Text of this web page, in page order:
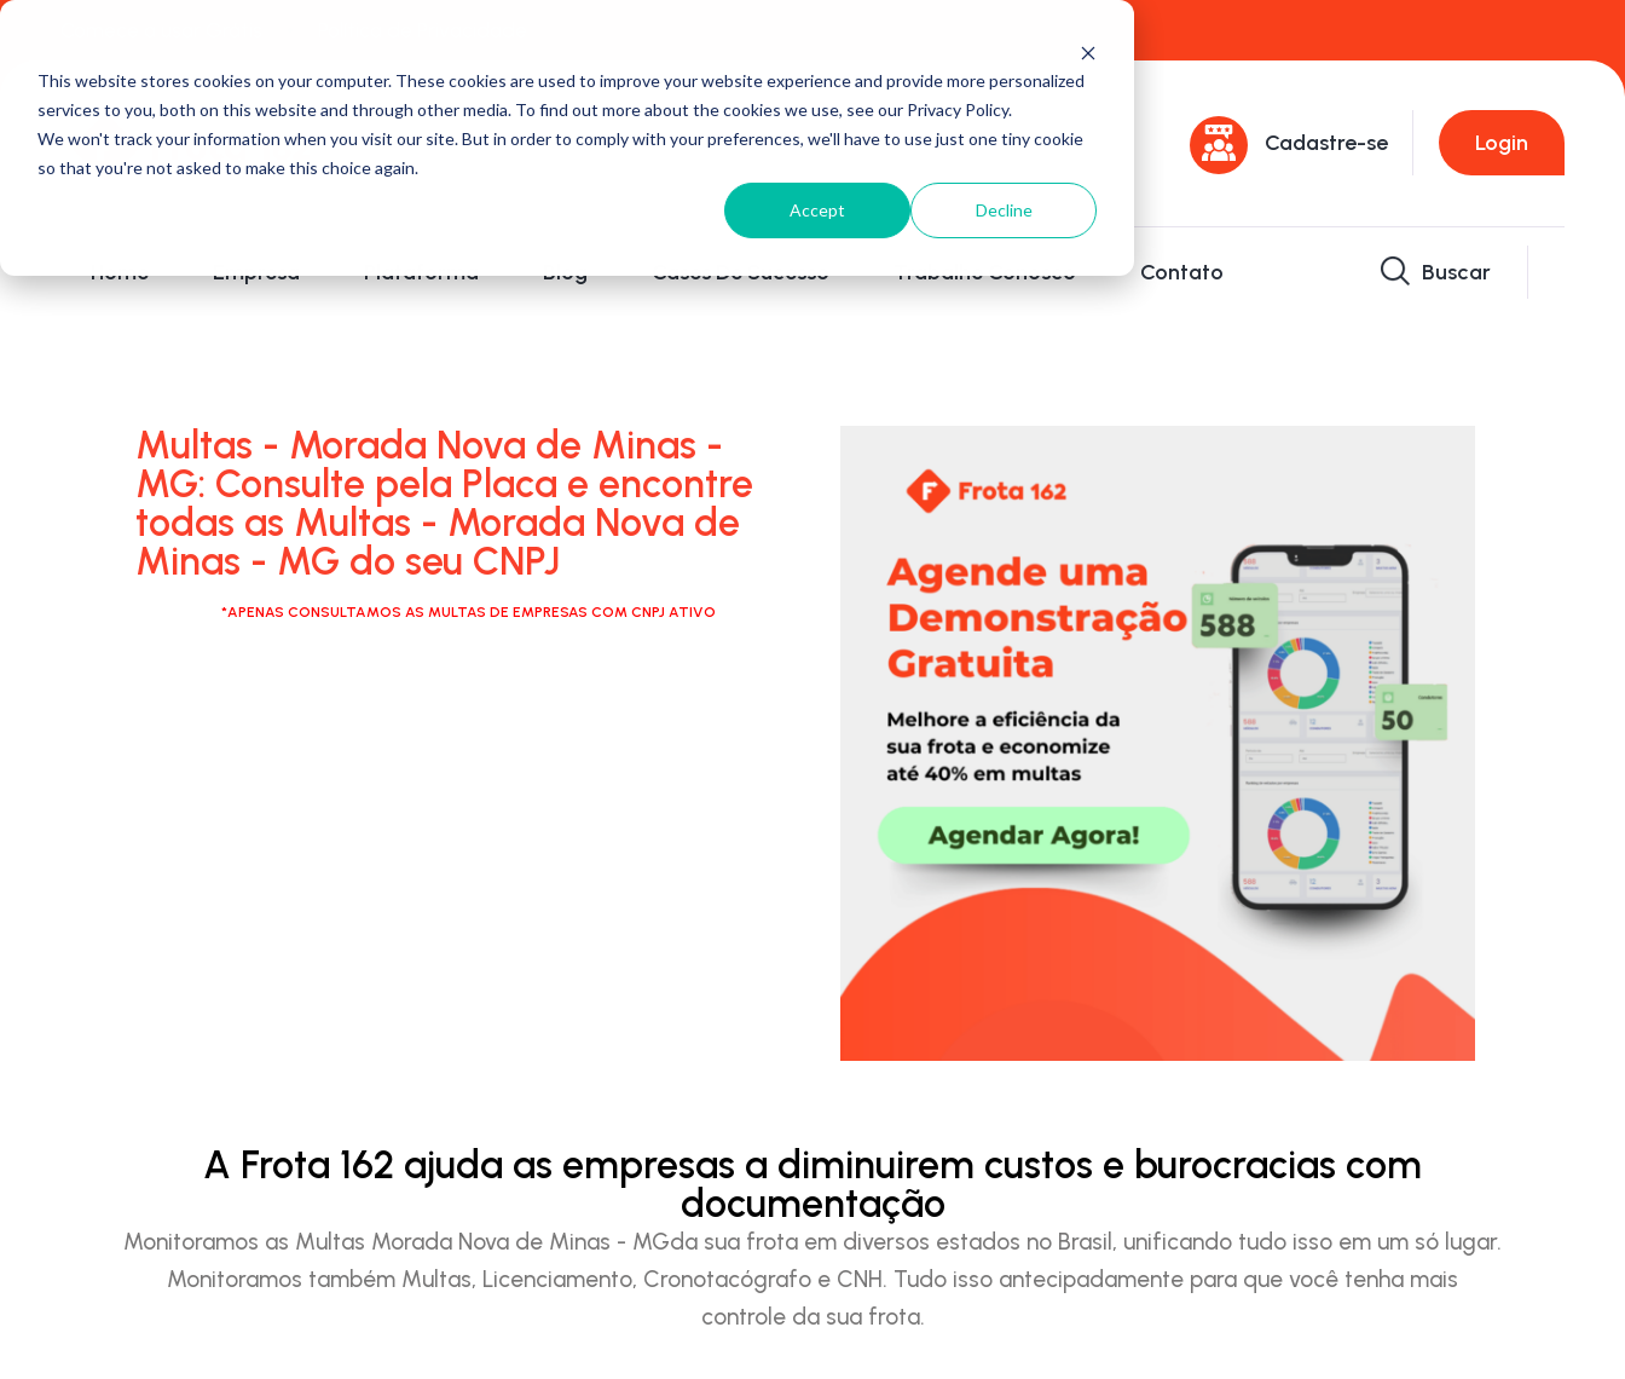
This website stores cookies on your computer. These cookies are used to improve your website experience and provide more personalized
services to you, both on this website and through other media. To find out more about the cookies we use, see our Privacy Policy.
We won't track your information when you visit our site. But in order to comply with your preferences, we'll have to use just one tiny cookie
so that you're not asked to make this choice again.
Accept Decline
Cadastre-se Login
Home Empresa Plataforma Blog Cases De Sucesso Trabalhe Conosco Contato Buscar
Multas - Morada Nova de Minas -
MG: Consulte pela Placa e encontre
todas as Multas - Morada Nova de
Minas - MG do seu CNPJ
*APENAS CONSULTAMOS AS MULTAS DE EMPRESAS COM CNPJ ATIVO
A Frota 162 ajuda as empresas a diminuirem custos e burocracias com
documentação
Monitoramos as Multas Morada Nova de Minas - MGda sua frota em diversos estados no Brasil, unificando tudo isso em um só lugar.
Monitoramos também Multas, Licenciamento, Cronotacógrafo e CNH. Tudo isso antecipadamente para que você tenha mais
controle da sua frota.